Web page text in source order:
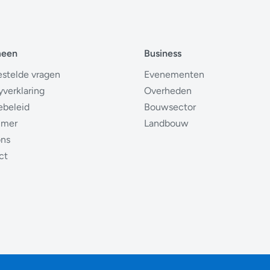
vragen
Business
Evenementen
Overheden
Bouwsector
Landbouw